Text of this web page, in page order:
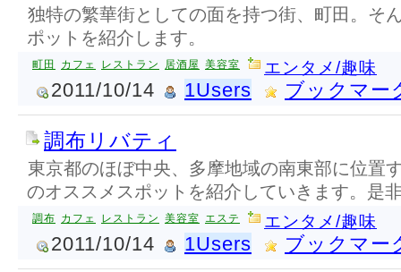
独特の繁華街としての面を持つ街、町田。そ
ポットを紹介します。
町田 カフェ レストラン 居酒屋 美容室 エンタメ/趣味
2011/10/14 1Users ブックマー
調布リバティ
東京都のほぼ中央、多摩地域の南東部に位置
のオススメスポットを紹介していきます。是
調布 カフェ レストラン 美容室 エステ エンタメ/趣味
2011/10/14 1Users ブックマー